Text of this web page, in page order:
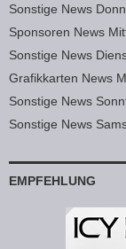
Sonstige News
Sponsoren News
Sonstige News
Grafikkarten News
Sonstige News
Sonstige News
EMPFEHLUNG